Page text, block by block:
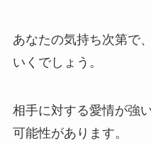
あなたの気持ち次第で
いくでしょう。
相手に対する愛情が強
可能性があります。